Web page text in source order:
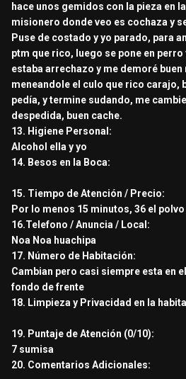
hace unos gemidos con la pieza en
misionero donde veo es cochaza y
Puse de costado y yo parado, para
ptm que rico, luego se pone en
estaba arrechazo y me demoré
meneandole el culo que rico carajo,
pedía, y termine sudando, me
despedida, buen cache.
13. Higiene Personal:
Alcohol ella y yo
14. Besos en la Boca:
15. Tiempo de Atención / Precio:
Por lo menos 15 minutos, 36 el
16.Telefono / Anuncia / Local:
Noa Noa huachipa
17. Número de Habitación:
Cambian pero casi siempre esta en
fondo de frente
18. Limpieza y Privacidad en la
19. Puntaje de Atención (0/10):
7 sumisa
20. Comentarios Adicionales: